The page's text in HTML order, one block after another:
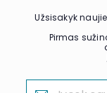
Užsisakyk
Pirmas